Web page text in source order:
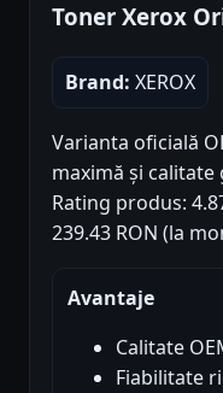
Toner Xerox
Brand: XEROX
Varianta oficială
maximă și
Rating produs:
239.43 RON (la
Avantaje
Calitate
Fiabilitate